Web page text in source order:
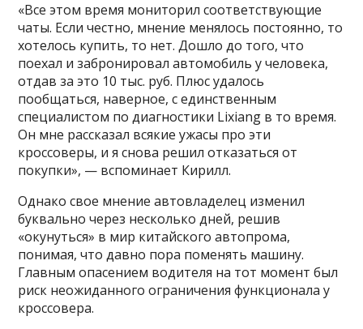
«Все этом время мониторил соответствующие
чаты. Если честно, мнение менялось постоянно, то
хотелось купить, то нет. Дошло до того, что
поехал и забронировал автомобиль у человека,
отдав за это 10 тыс. руб. Плюс удалось
пообщаться, наверное, с единственным
специалистом по диагностики Lixiang в то время.
Он мне рассказал всякие ужасы про эти
кроссоверы, и я снова решил отказаться от
покупки», — вспоминает Кирилл.
Однако свое мнение автовладелец изменил
буквально через несколько дней, решив
«окунуться» в мир китайского автопрома,
понимая, что давно пора поменять машину.
Главным опасением водителя на тот момент был
риск неожиданного ограничения функционала у
кроссовера.